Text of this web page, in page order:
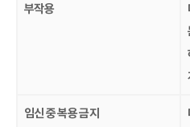
부작용
임신 중 복용 금지